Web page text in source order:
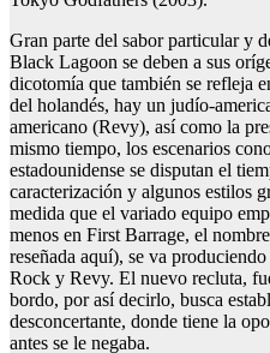
Gran parte del sabor particular y
Black Lagoon se deben a sus
dicotomía que también se refleja
del holandés, hay un judío-
americano (Revy), así como la
mismo tiempo, los escenarios
estadounidense se disputan el
caracterización y algunos estilos
medida que el variado equipo
menos en First Barrage, el
reseñada aquí), se va
Rock y Revy. El nuevo recluta,
bordo, por así decirlo, busca
desconcertante, donde tiene la
antes se le negaba.